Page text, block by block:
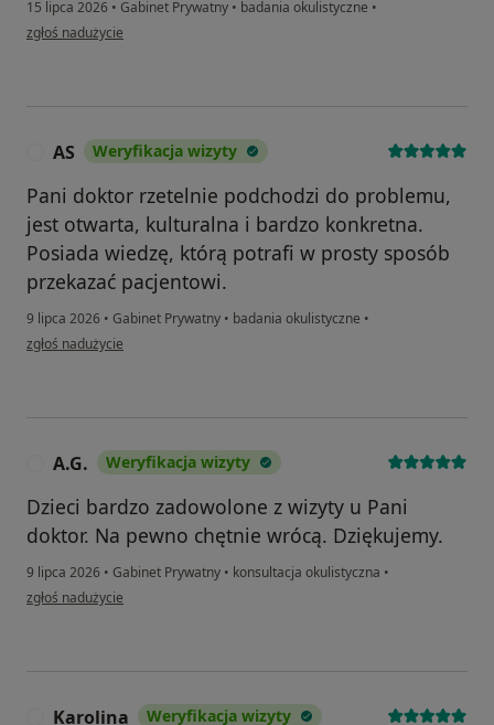
15 lipca 2026 • Gabinet Prywatny • badania okulistyczne •
w opinii użytkownika Edyta Kot
zgłoś nadużycie
AS Weryfikacja wizyty
Pani doktor rzetelnie podchodzi do problemu,
jest otwarta, kulturalna i bardzo konkretna.
Posiada wiedzę, którą potrafi w prosty sposób
przekazać pacjentowi.
9 lipca 2026 • Gabinet Prywatny • badania okulistyczne •
w opinii użytkownika AS
zgłoś nadużycie
A.G. Weryfikacja wizyty
Dzieci bardzo zadowolone z wizyty u Pani
doktor. Na pewno chętnie wrócą. Dziękujemy.
9 lipca 2026 • Gabinet Prywatny • konsultacja okulistyczna •
w opinii użytkownika A.G.
zgłoś nadużycie
Karolina Weryfikacja wizyty